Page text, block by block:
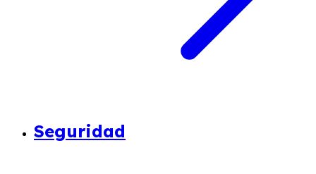
Seguridad